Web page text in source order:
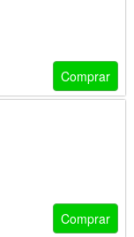
Comprar
Comprar